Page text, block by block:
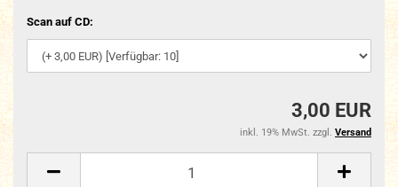
Scan auf CD:
3,00 EUR
inkl. 19% MwSt. zzgl. Versand